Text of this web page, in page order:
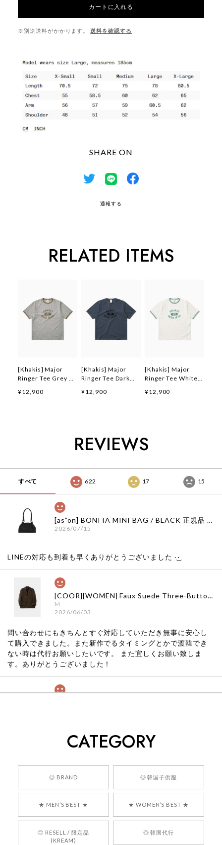
カートに入れる
※別途送料がかかります。 送料を確認する
SHARE ON
通報する
RELATED ITEMS
[Khakis] Major
Ringer Tee Grey 正
韓国ファッション 韓
¥12,900
[Khakis] Major
Ringer Tee Dark
ランド 韓国ファッシ
¥12,900
[Khakis] Major
Ringer Tee White
韓国ファッション 韓
¥12,900
REVIEWS
すべて 622 17 15
[as”on] BONITA MINI BAG / BLACK 正規品 韓国ブランド 韓国通販 韓国代行 韓国ファッション as on ason エズオン アズオン
2026/07/15
LINEの対応も到着も早くありがとうございました‪ ·͜·
[COOR][WOMEN] Faux Suede Three-Button Blazer (Dark Brown) 正規品 韓国ブランド 韓国通販 韓国代行 韓国ファッション クール クーア クアー 日本 店舗
M
2026/06/03
問い合わせにもきちんとすぐ対応していただき無事に安心し
て購入できました。また新作でるタイミングとかで渡韓でき
ない時は代行お願いしたいです。 また宜しくお願い致しま
す。ありがとうございました！
くっそかわいいし、ショップの問い合わせも返事がはやくて
嬉しいレビューをありがとうございます！ 商品を
気に入っていただけたようで、大変嬉しく思いま
言葉をいただきありがとうございます。安心して
お買い物いただけたとのこと、何より嬉しいで
す。 これからも迅速かつ丁寧な対応を心がけ、安
心してご利用いただけるショップを目指してまい
CATEGORY
◎ BRAND ◎ 韓国子供服
★ MEN’S BEST ★ ★ WOMEN’S BEST ★
◎ RESELL / 限定品
(KREAM)
◎ 韓国代行